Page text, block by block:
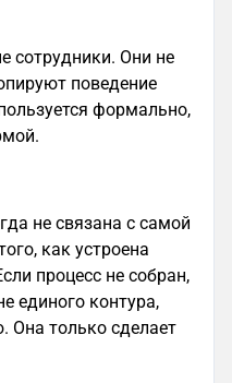
сотрудники. Они не
поведение
формально,
не связана с самой
как устроена
процесс не собран,
единого контура,
Она только сделает